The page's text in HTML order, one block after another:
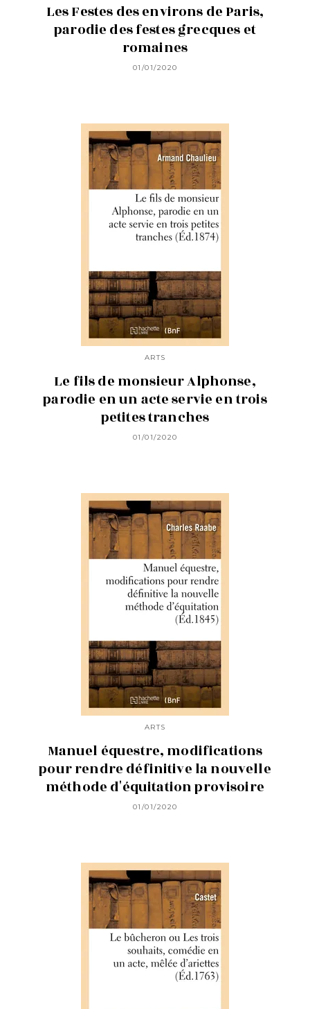
Les Festes des environs de Paris,
parodie des festes grecques et
romaines
01/01/2020
ARTS
Le fils de monsieur Alphonse,
parodie en un acte servie en trois
petites tranches
01/01/2020
ARTS
Manuel équestre, modifications
pour rendre définitive la nouvelle
méthode d'équitation provisoire
01/01/2020